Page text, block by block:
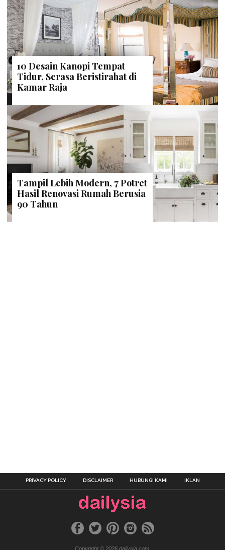
10 Desain Kanopi Tempat
Tidur, Serasa Beristirahat di
Kamar Raja
Tampil Lebih Modern, 7 Potret
Hasil Renovasi Rumah Berusia
90 Tahun
PRIVACY POLICY DISCLAIMER HUBUNGI KAMI IKLAN
Copyright © 2026 dailysia.com.